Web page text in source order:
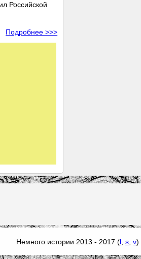
Российской
Подробнее >>>
Немного истории 2013 - 2017 (l ,s ,v)